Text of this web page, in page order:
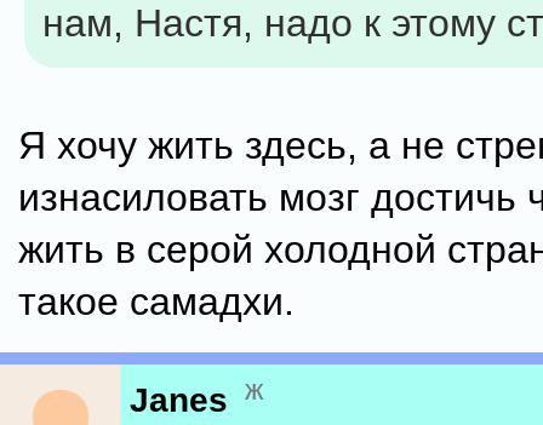
нам, Настя, надо к этому
Я хочу жить здесь, а не
изнасиловать мозг достичь
жить в серой холодной
такое самадхи.
Janes ж